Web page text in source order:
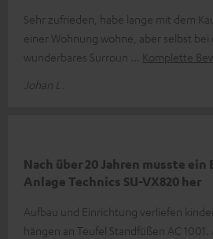
Sehr zufrieden, habe lange mit dem
einer Wohnung wohne, aber selbst
wunderbares Surroun
Komplette
Johan L.
Nach über 20 Jahren musste ein
Anlage Technics SU-VX820 her
Aufbau und Einrichtung verliefen
hängen an Teufel Standfüßen AC